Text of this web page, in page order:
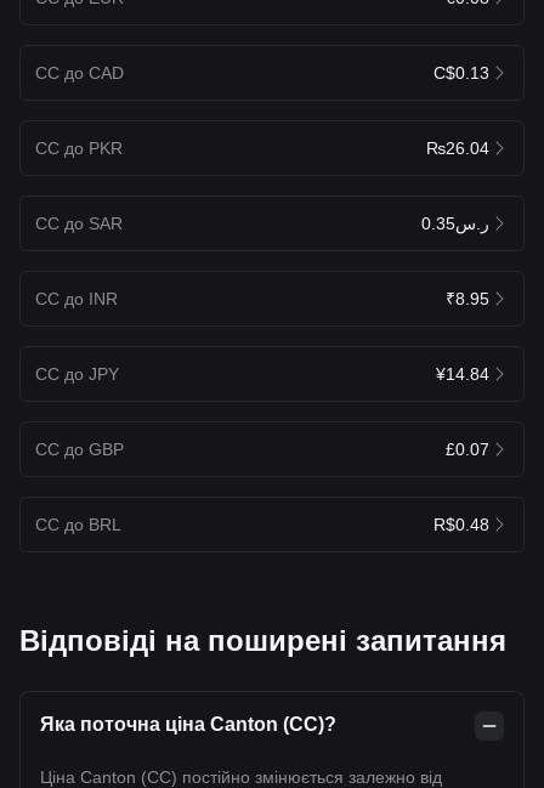
CC до CAD C$0.13
CC до PKR ₨26.04
CC до SAR ر.س0.35
CC до INR ₹8.95
CC до JPY ¥14.84
CC до GBP £0.07
CC до BRL R$0.48
Відповіді на поширені запитання
Яка поточна ціна Canton (CC)?
Ціна Canton (CC) постійно змінюється залежно від